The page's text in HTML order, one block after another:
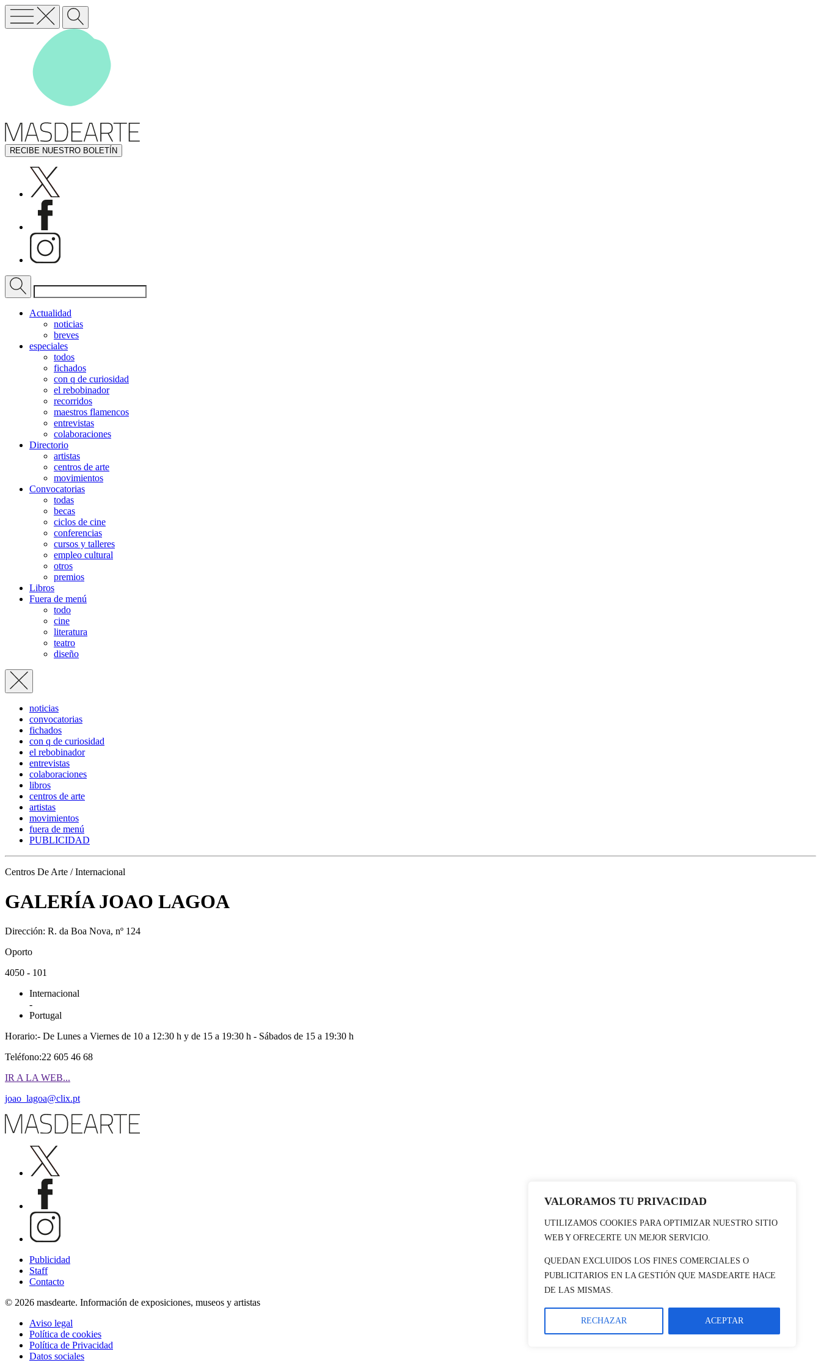
VALORAMOS TU PRIVACIDAD
UTILIZAMOS COOKIES PARA OPTIMIZAR NUESTRO SITIO
WEB Y OFRECERTE UN MEJOR SERVICIO.
QUEDAN EXCLUIDOS LOS FINES COMERCIALES O
PUBLICITARIOS EN LA GESTIÓN QUE MASDEARTE HACE
DE LAS MISMAS.
RECHAZAR ACEPTAR
RECIBE NUESTRO BOLETÍN
Actualidad
noticias
breves
especiales
todos
fichados
con q de curiosidad
el rebobinador
recorridos
maestros flamencos
entrevistas
colaboraciones
Directorio
artistas
centros de arte
movimientos
Convocatorias
todas
becas
ciclos de cine
conferencias
cursos y talleres
empleo cultural
otros
premios
Libros
Fuera de menú
todo
cine
literatura
teatro
diseño
noticias
convocatorias
fichados
con q de curiosidad
el rebobinador
entrevistas
colaboraciones
libros
centros de arte
artistas
movimientos
fuera de menú
PUBLICIDAD
Centros De Arte / Internacional
GALERÍA JOAO LAGOA
Dirección: R. da Boa Nova, nº 124
Oporto
4050 - 101
Internacional
-
Portugal
Horario:- De Lunes a Viernes de 10 a 12:30 h y de 15 a 19:30 h - Sábados de 15 a 19:30 h
Teléfono:22 605 46 68
IR A LA WEB...
joao_lagoa@clix.pt
Publicidad
Staff
Contacto
© 2026 masdearte. Información de exposiciones, museos y artistas
Aviso legal
Política de cookies
Política de Privacidad
Datos sociales